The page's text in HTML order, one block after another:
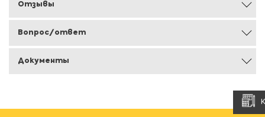
Отзывы
Вопрос/ответ
Документы